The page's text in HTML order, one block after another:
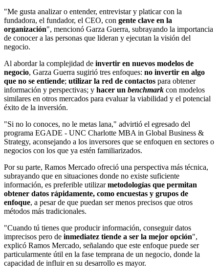
"Me gusta analizar o entender, entrevistar y platicar con la
fundadora, el fundador, el CEO, con gente clave en la
organización", mencionó Garza Guerra, subrayando la importancia
de conocer a las personas que lideran y ejecutan la visión del
negocio.
Al abordar la complejidad de invertir en nuevos modelos de
negocio, Garza Guerra sugirió tres enfoques: no invertir en algo
que no se entiende; utilizar la red de contactos para obtener
información y perspectivas; y hacer un benchmark con modelos
similares en otros mercados para evaluar la viabilidad y el potencial
éxito de la inversión.
"Si no lo conoces, no le metas lana," advirtió el egresado del
programa EGADE - UNC Charlotte MBA in Global Business &
Strategy, aconsejando a los inversores que se enfoquen en sectores o
negocios con los que ya estén familiarizados.
Por su parte, Ramos Mercado ofreció una perspectiva más técnica,
subrayando que en situaciones donde no existe suficiente
información, es preferible utilizarmetodologías que permitan
obtener datos rápidamente, como encuestas y grupos de
enfoque, a pesar de que puedan ser menos precisos que otros
métodos más tradicionales.
"Cuando tú tienes que producir información, conseguir datos
imprecisos pero de inmediatez tiende a ser la mejor opción",
explicó Ramos Mercado, señalando que este enfoque puede ser
particularmente útil en la fase temprana de un negocio, donde la
capacidad de influir en su desarrollo es mayor.